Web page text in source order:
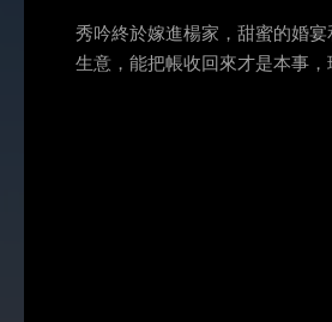
秀吟終於嫁進楊家，甜蜜的婚
生意，能把帳收回來才是本事